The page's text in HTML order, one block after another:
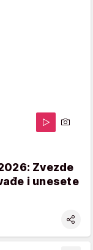
Zvezde
i unesete